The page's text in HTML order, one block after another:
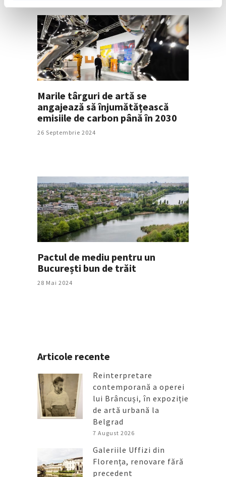
Marile târguri de artă se
angajează să înjumătățească
emisiile de carbon până în 2030
26 Septembrie 2024
Pactul de mediu pentru un
București bun de trăit
28 Mai 2024
Articole recente
Reinterpretare
contemporană a operei
lui Brâncuși, în expoziție
de artă urbană la
Belgrad
7 August 2026
Galeriile Uffizi din
Florența, renovare fără
precedent